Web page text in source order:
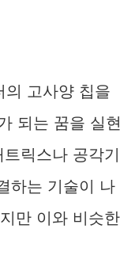
의 고사양 칩을
되는 꿈을 실현
릭스나 공각기
하는 기술이 나
만 이와 비슷한